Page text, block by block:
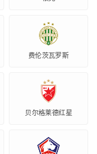
费伦茨瓦罗斯
贝尔格莱德红星